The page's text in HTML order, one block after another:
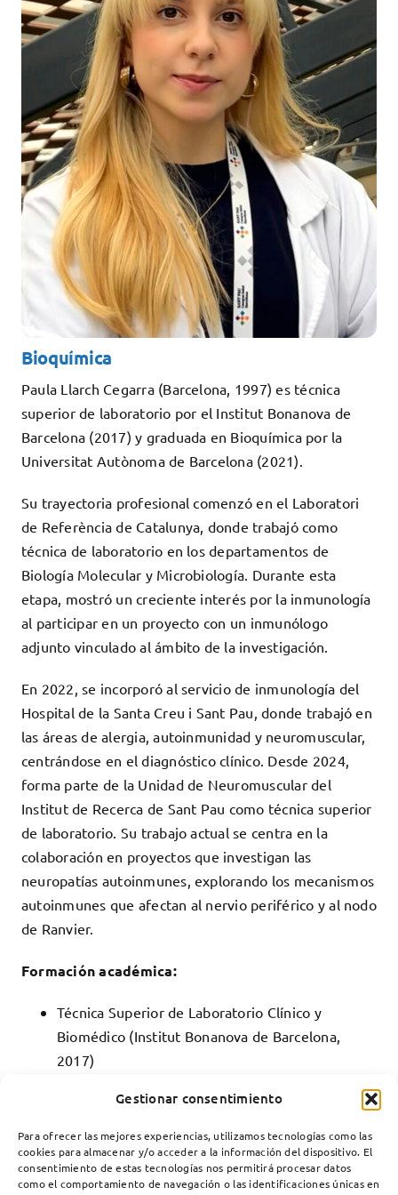
Gestionar consentimiento
Para ofrecer las mejores experiencias, utilizamos tecnologías como las
cookies para almacenar y/o acceder a la información del dispositivo. El
consentimiento de estas tecnologías nos permitirá procesar datos
como el comportamiento de navegación o las identificaciones únicas en
Docencia
Cómo colaborar
Contacto
Bioquímica
Paula Llarch Cegarra (Barcelona, 1997) es técnica
superior de laboratorio por el Institut Bonanova de
Barcelona (2017) y graduada en Bioquímica por la
Universitat Autònoma de Barcelona (2021).
Su trayectoria profesional comenzó en el Laboratori
de Referència de Catalunya, donde trabajó como
técnica de laboratorio en los departamentos de
Biología Molecular y Microbiología. Durante esta
etapa, mostró un creciente interés por la inmunología
al participar en un proyecto con un inmunólogo
adjunto vinculado al ámbito de la investigación.
En 2022, se incorporó al servicio de inmunología del
Hospital de la Santa Creu i Sant Pau, donde trabajó en
las áreas de alergia, autoinmunidad y neuromuscular,
centrándose en el diagnóstico clínico. Desde 2024,
forma parte de la Unidad de Neuromuscular del
Institut de Recerca de Sant Pau como técnica superior
de laboratorio. Su trabajo actual se centra en la
colaboración en proyectos que investigan las
neuropatías autoinmunes, explorando los mecanismos
autoinmunes que afectan al nervio periférico y al nodo
de Ranvier.
Formación académica:
Técnica Superior de Laboratorio Clínico y
Biomédico (Institut Bonanova de Barcelona,
2017)
de Barcelona, 2021)